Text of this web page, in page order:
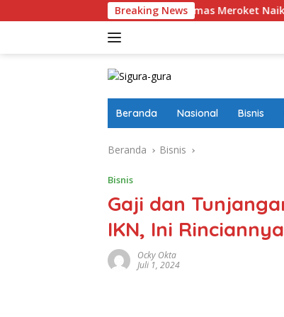
ke
Breaking News
Harga Emas Meroket Naik Rp50 Ribu, Satu
Beranda Nasional Bisnis
Beranda Bisnis
Bisnis
Gaji dan
IKN, Ini Rinciannya
Ocky Okta
Juli 1, 2024